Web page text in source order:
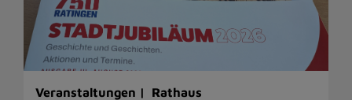
Veranstaltungen | Rathaus